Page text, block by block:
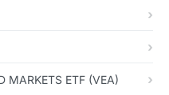
MARKETS ETF (VEA)